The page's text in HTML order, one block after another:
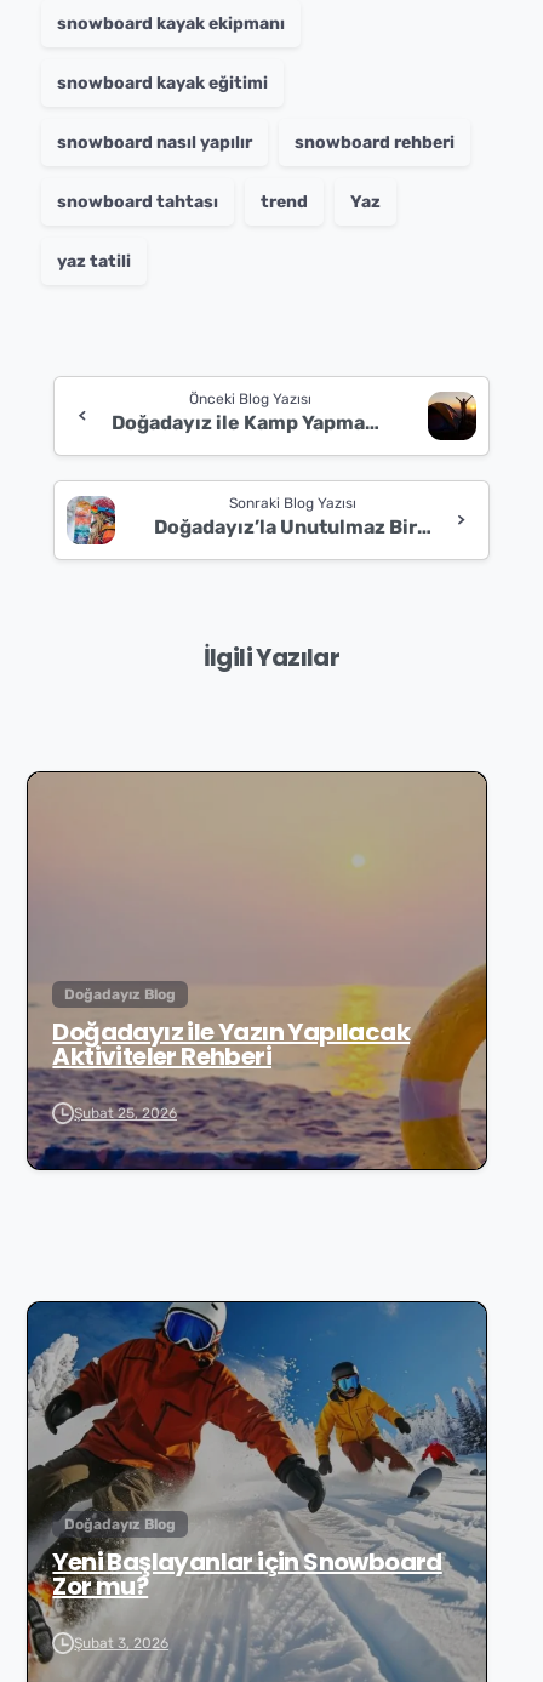
snowboard kayak ekipmanı
snowboard kayak eğitimi
snowboard nasıl yapılır snowboard rehberi
snowboard tahtası trend Yaz
yaz tatili
Continue
Reading
Önceki Blog Yazısı
Doğadayız ile Kamp Yapmaya Hazır mısınız?
Sonraki Blog Yazısı
Doğadayız’la Unutulmaz Bir Kış Tatili Deneyimi 2026
İlgili Yazılar
Doğadayız Blog
Doğadayız ile Yazın Yapılacak
Aktiviteler Rehberi
Şubat 25, 2026
Doğadayız Blog
Yeni Başlayanlar için Snowboard
Zor mu?
Şubat 3, 2026